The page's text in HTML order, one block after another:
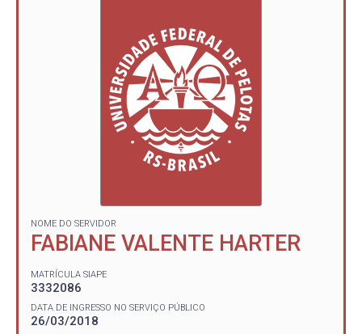
NOME DO SERVIDOR
FABIANE VALENTE HARTER
MATRÍCULA SIAPE
3332086
DATA DE INGRESSO NO SERVIÇO PÚBLICO
26/03/2018